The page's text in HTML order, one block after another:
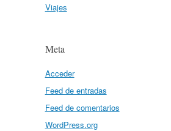
Viajes
Meta
Acceder
Feed de entradas
Feed de comentarios
WordPress.org